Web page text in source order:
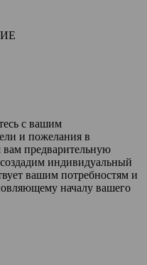
с вашим
и пожелания в
предварительную
индивидуальный
вашим потребностям и
началу вашего